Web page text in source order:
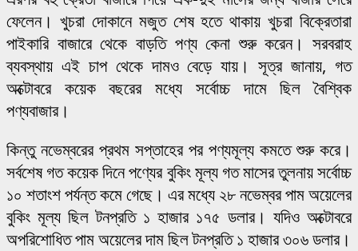
ফেলেন। খুচরা দোকানে মজুত শেষ হতে থাকায় খুচরা বিক্রেতারা
পাইকারি বাজারে থেকে বাড়তি পণ্য কেনা শুরু করেন। সরবরাহ
ব্যবস্থায় এই চাপ থেকে দামও বেড়ে যায়। সূত্র জানায়, গত
অক্টোবরে কয়েক বছরের মধ্যে সর্বোচ্চ দামে ছিল বৈশ্বিক
পণ্যবাজার।
কিন্তু নভেম্বরের প্রথম সপ্তাহের পর পণ্যমূল্য কমতে শুরু করে।
সর্বশেষ গত কয়েক দিনে পণ্যের বুকিং মূল্য গত মাসের তুলনায় সর্বোচ্চ
১০ শতাংশ পর্যন্ত কমে গেছে। এর মধ্যে ২৮ নভেম্বর পাম অয়েলের
বুকিং মূল্য ছিল টনপ্রতি ১ হাজার ১৭৫ ডলার। যদিও অক্টোবরে
অপরিশোধিত পাম অয়েলের দাম ছিল টনপ্রতি ১ হাজার ৩০৬ ডলার।